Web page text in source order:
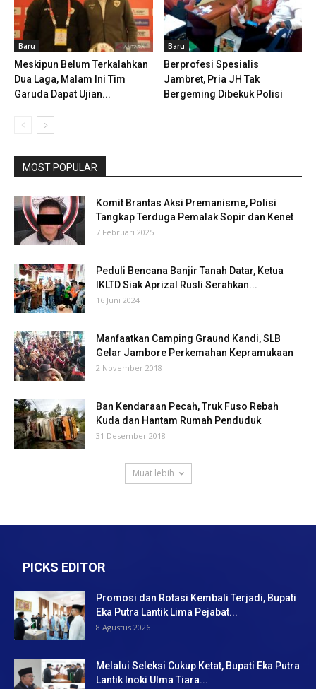
Baru
Meskipun Belum Terkalahkan
Dua Laga, Malam Ini Tim
Garuda Dapat Ujian...
Baru
Berprofesi Spesialis
Jambret, Pria JH Tak
Bergeming Dibekuk Polisi
MOST POPULAR
Komit Brantas Aksi Premanisme, Polisi
Tangkap Terduga Pemalak Sopir dan Kenet
7 Februari 2025
Peduli Bencana Banjir Tanah Datar, Ketua
IKLTD Siak Aprizal Rusli Serahkan...
16 Juni 2024
Manfaatkan Camping Graund Kandi, SLB
Gelar Jambore Perkemahan Kepramukaan
2 November 2018
Ban Kendaraan Pecah, Truk Fuso Rebah
Kuda dan Hantam Rumah Penduduk
31 Desember 2018
Muat lebih
PICKS EDITOR
Promosi dan Rotasi Kembali Terjadi, Bupati
Eka Putra Lantik Lima Pejabat...
8 Agustus 2026
Melalui Seleksi Cukup Ketat, Bupati Eka Putra
Lantik Inoki Ulma Tiara...